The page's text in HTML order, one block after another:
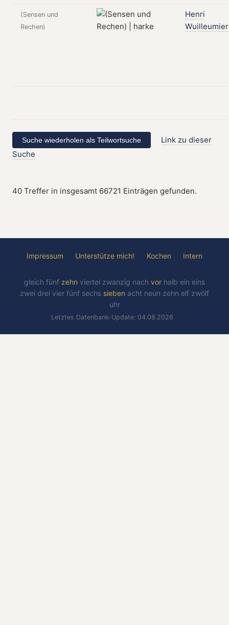
(Sensen und
Rechen)
Henri
Wuilleumier
Link zu dieser
Suche
40 Treffer in insgesamt 66721 Einträgen gefunden.
Impressum Unterstütze mich! Kochen Intern
gleich fünf zehn viertel zwanzig nach vor halb ein eins
zwei drei vier fünf sechs sieben acht neun zehn elf zwölf
uhr
Letztes Datenbank-Update: 04.08.2026